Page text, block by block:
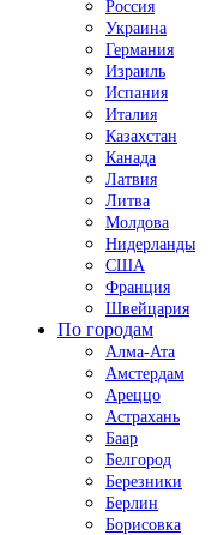
Россия
Украина
Германия
Израиль
Испания
Италия
Казахстан
Канада
Латвия
Литва
Молдова
Нидерланды
США
Франция
Швейцария
По городам
Алма-Ата
Амстердам
Ареццо
Астрахань
Баар
Белгород
Березники
Берлин
Борисовка